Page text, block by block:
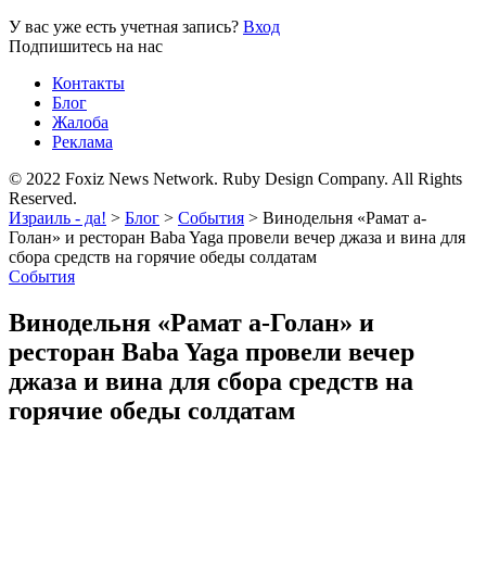
У вас уже есть учетная запись? Вход
Подпишитесь на нас
Контакты
Блог
Жалоба
Реклама
© 2022 Foxiz News Network. Ruby Design Company. All Rights
Reserved.
Израиль - да! > Блог > События > Винодельня «Рамат а-
Голан» и ресторан Baba Yaga провели вечер джаза и вина для
сбора средств на горячие обеды солдатам
События
Винодельня «Рамат а-Голан» и
ресторан Baba Yaga провели вечер
джаза и вина для сбора средств на
горячие обеды солдатам